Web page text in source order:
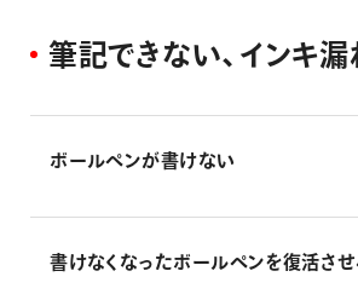
筆記できない、 インキ漏
ボールペンが書けない
ボールペンが書けなくなってしまった。
書けなくなったボールペンを復活さ